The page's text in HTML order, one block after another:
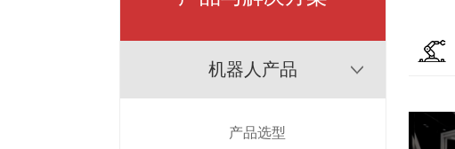
机器人产品
产品选型